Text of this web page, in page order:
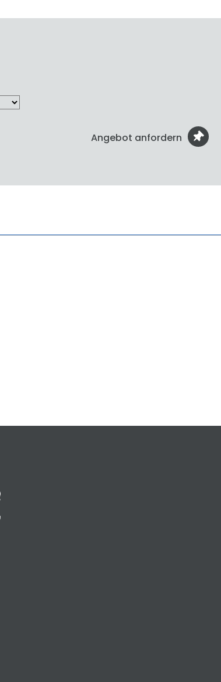
Angebot anfordern